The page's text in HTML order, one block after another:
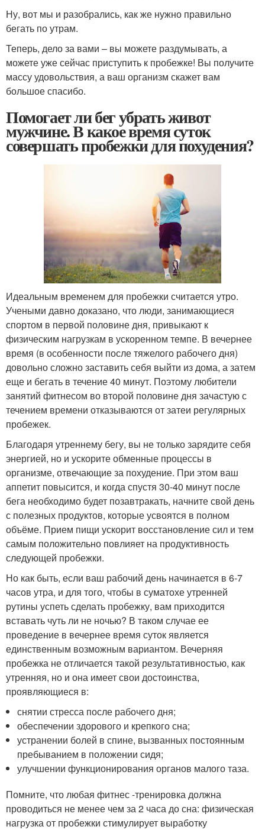
Ну, вот мы и разобрались, как же нужно правильно
бегать по утрам.
Теперь, дело за вами – вы можете раздумывать, а
можете уже сейчас приступить к пробежке! Вы получите
массу удовольствия, а ваш организм скажет вам
большое спасибо.
Помогает ли бег убрать живот
мужчине. В какое время суток
совершать пробежки для похудения?
Идеальным временем для пробежки считается утро.
Учеными давно доказано, что люди, занимающиеся
спортом в первой половине дня, привыкают к
физическим нагрузкам в ускоренном темпе. В вечернее
время (в особенности после тяжелого рабочего дня)
довольно сложно заставить себя выйти из дома, а затем
еще и бегать в течение 40 минут. Поэтому любители
занятий фитнесом во второй половине дня зачастую с
течением времени отказываются от затеи регулярных
пробежек.
Благодаря утреннему бегу, вы не только зарядите себя
энергией, но и ускорите обменные процессы в
организме, отвечающие за похудение. При этом ваш
аппетит повысится, и когда спустя 30-40 минут после
бега необходимо будет позавтракать, начните свой день
с полезных продуктов, которые усвоятся в полном
объёме. Прием пищи ускорит восстановление сил и тем
самым положительно повлияет на продуктивность
следующей пробежки.
Но как быть, если ваш рабочий день начинается в 6-7
часов утра, и для того, чтобы в суматохе утренней
рутины успеть сделать пробежку, вам приходится
вставать чуть ли не ночью? В таком случае ее
проведение в вечернее время суток является
единственным возможным вариантом. Вечерняя
пробежка не отличается такой результативностью, как
утренняя, но и она имеет свои достоинства,
проявляющиеся в:
снятии стресса после рабочего дня;
обеспечении здорового и крепкого сна;
устранении болей в спине, вызванных постоянным
пребыванием в положении сидя;
улучшении функционирования органов малого таза.
Помните, что любая фитнес -тренировка должна
проводиться не менее чем за 2 часа до сна: физическая
нагрузка от пробежки стимулирует выработку